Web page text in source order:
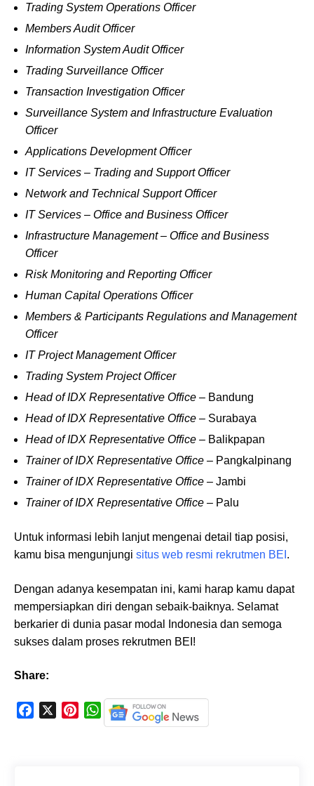
Trading System Operations Officer
Members Audit Officer
Information System Audit Officer
Trading Surveillance Officer
Transaction Investigation Officer
Surveillance System and Infrastructure Evaluation
Officer
Applications Development Officer
IT Services – Trading and Support Officer
Network and Technical Support Officer
IT Services – Office and Business Officer
Infrastructure Management – Office and Business
Officer
Risk Monitoring and Reporting Officer
Human Capital Operations Officer
Members & Participants Regulations and Management
Officer
IT Project Management Officer
Trading System Project Officer
Head of IDX Representative Office – Bandung
Head of IDX Representative Office – Surabaya
Head of IDX Representative Office – Balikpapan
Trainer of IDX Representative Office – Pangkalpinang
Trainer of IDX Representative Office – Jambi
Trainer of IDX Representative Office – Palu
Untuk informasi lebih lanjut mengenai detail tiap posisi,
kamu bisa mengunjungi situs web resmi rekrutmen BEI .
Dengan adanya kesempatan ini, kami harap kamu dapat
mempersiapkan diri dengan sebaik-baiknya. Selamat
berkarier di dunia pasar modal Indonesia dan semoga
sukses dalam proses rekrutmen BEI!
Share:
W
h